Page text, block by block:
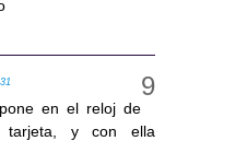
en el reloj de
y con ella